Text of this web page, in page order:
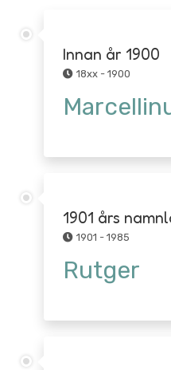
Innan år 1900
18xx - 1900
1901 års
1901 - 1985
Rutger